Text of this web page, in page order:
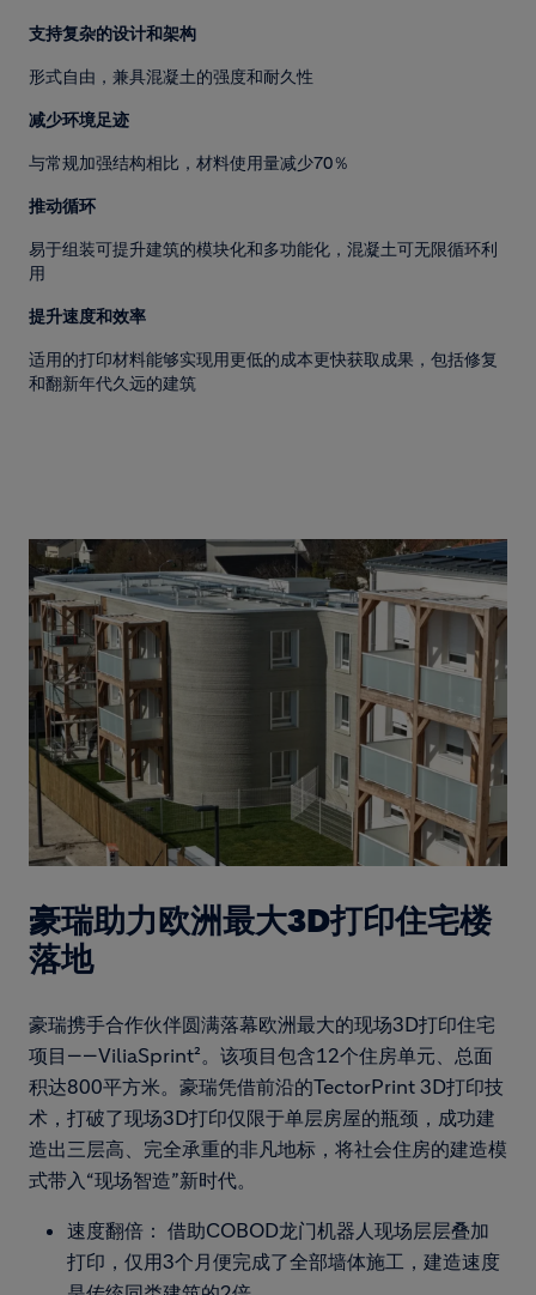
支持复杂的设计和架构
形式自由，兼具混凝土的强度和耐久性
减少环境足迹
与常规加强结构相比，材料使用量减少70％
推动循环
易于组装可提升建筑的模块化和多功能化，混凝土可无限循环利
用
提升速度和效率
适用的打印材料能够实现用更低的成本更快获取成果，包括修复
和翻新年代久远的建筑
豪瑞助力欧洲最大3D打印住宅楼
落地
豪瑞携手合作伙伴圆满落幕欧洲最大的现场3D打印住宅
项目——ViliaSprint²。该项目包含12个住房单元、总面
积达800平方米。豪瑞凭借前沿的TectorPrint 3D打印技
术，打破了现场3D打印仅限于单层房屋的瓶颈，成功建
造出三层高、完全承重的非凡地标，将社会住房的建造模
式带入“现场智造”新时代。
速度翻倍： 借助COBOD龙门机器人现场层层叠加
打印，仅用3个月便完成了全部墙体施工，建造速度